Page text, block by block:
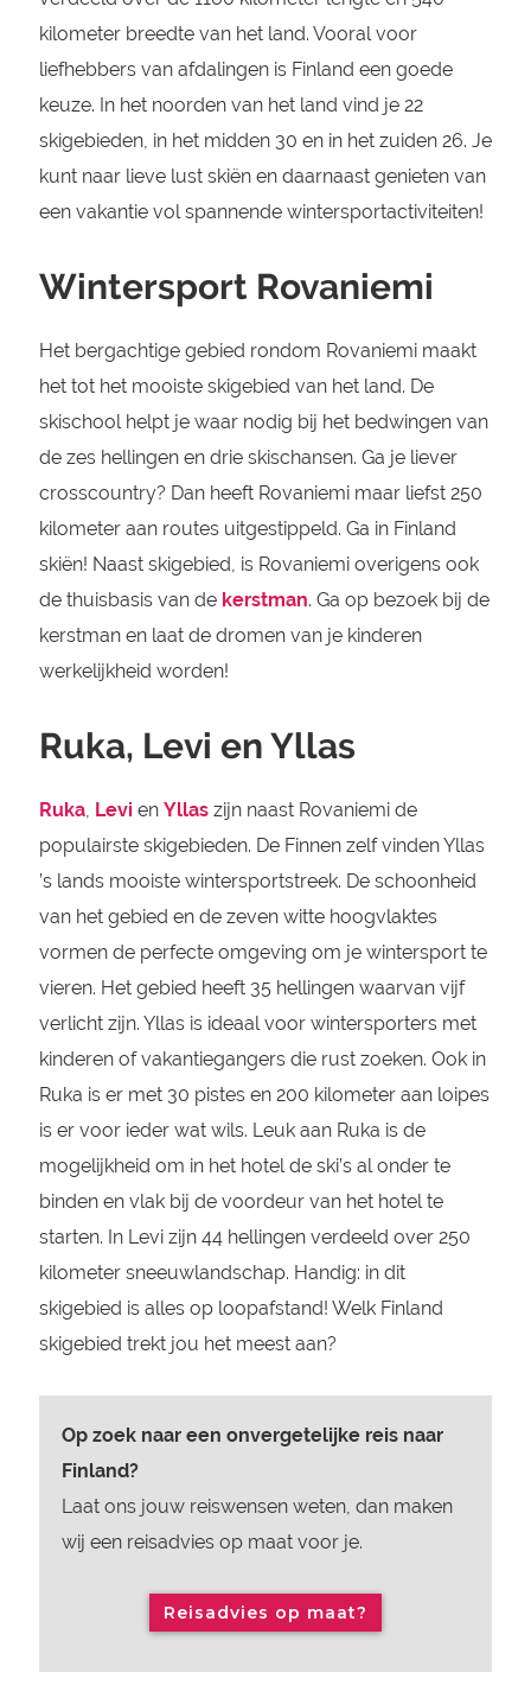
kilometer breedte van het land. Vooral voor
liefhebbers van afdalingen is Finland een goede
keuze. In het noorden van het land vind je 22
skigebieden, in het midden 30 en in het zuiden 26. Je
kunt naar lieve lust skiën en daarnaast genieten van
een vakantie vol spannende wintersportactiviteiten!
Wintersport Rovaniemi
Het bergachtige gebied rondom Rovaniemi maakt
het tot het mooiste skigebied van het land. De
skischool helpt je waar nodig bij het bedwingen van
de zes hellingen en drie skischansen. Ga je liever
crosscountry? Dan heeft Rovaniemi maar liefst 250
kilometer aan routes uitgestippeld. Ga in Finland
skiën! Naast skigebied, is Rovaniemi overigens ook
de thuisbasis van de kerstman. Ga op bezoek bij de
kerstman en laat de dromen van je kinderen
werkelijkheid worden!
Ruka, Levi en Yllas
Ruka, Levien Yllaszijn naast Rovaniemi de
populairste skigebieden. De Finnen zelf vinden Yllas
’s lands mooiste wintersportstreek. De schoonheid
van het gebied en de zeven witte hoogvlaktes
vormen de perfecte omgeving om je wintersport te
vieren. Het gebied heeft 35 hellingen waarvan vijf
verlicht zijn. Yllas is ideaal voor wintersporters met
kinderen of vakantiegangers die rust zoeken. Ook in
Ruka is er met 30 pistes en 200 kilometer aan loipes
is er voor ieder wat wils. Leuk aan Ruka is de
mogelijkheid om in het hotel de ski’s al onder te
binden en vlak bij de voordeur van het hotel te
starten. In Levi zijn 44 hellingen verdeeld over 250
kilometer sneeuwlandschap. Handig: in dit
skigebied is alles op loopafstand! Welk Finland
skigebied trekt jou het meest aan?
Op zoek naar een onvergetelijke reis naar
Finland?
Laat ons jouw reiswensen weten, dan maken
wij een reisadvies op maat voor je.
Reisadvies op maat?